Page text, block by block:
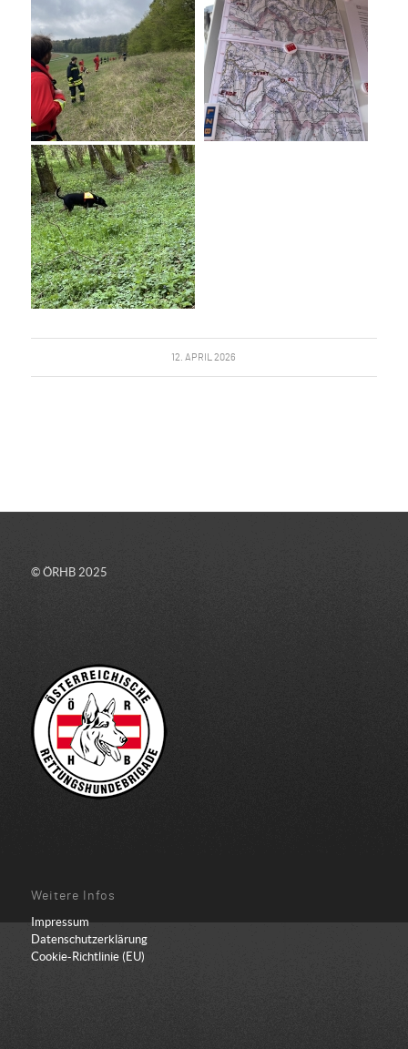
12. APRIL 2026
© ÖRHB 2025
Weitere Infos
Impressum
Datenschutzerklärung
Cookie-Richtlinie (EU)